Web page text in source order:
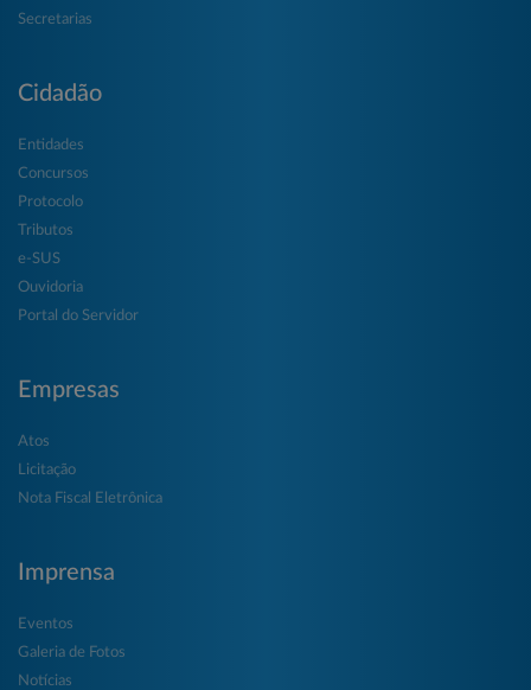
Secretarias
Cidadão
Entidades
Concursos
Protocolo
Tributos
e-SUS
Ouvidoria
Portal do Servidor
Empresas
Atos
Licitação
Nota Fiscal Eletrônica
Imprensa
Eventos
Galeria de Fotos
Notícias